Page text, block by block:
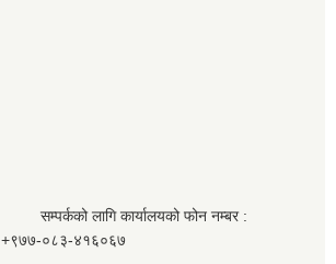
सम्पर्कको लागि कार्यालयको फोन नम्बर :
+९७७-०८३‍-४१६०६७